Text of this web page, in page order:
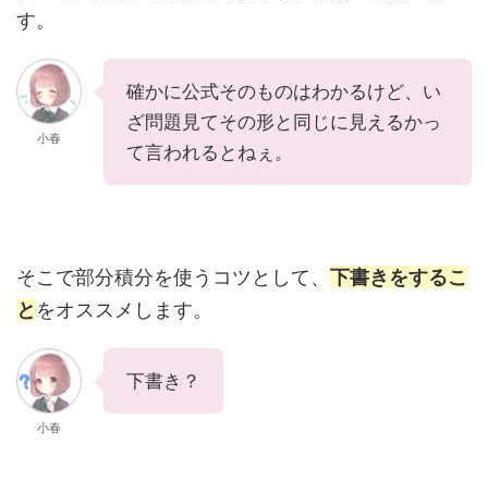
す。
小春
確かに公式そのものはわかるけど、い
ざ問題見てその形と同じに見えるかっ
て言われるとねぇ。
そこで部分積分を使うコツとして、 下書きをするこ
と をオススメします。
小春
下書き？